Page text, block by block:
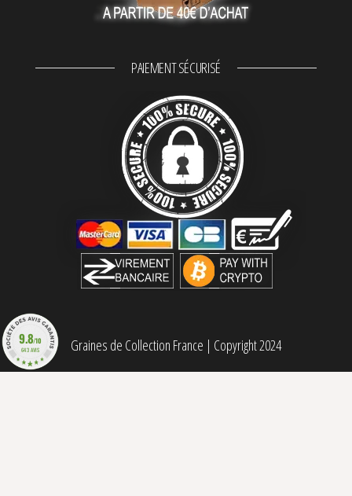
PAIEMENT SÉCURISÉ
Graines de Collection France | Copyright 2024
9.8/10
643 AVIS